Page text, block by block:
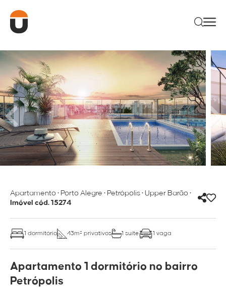
Apartamento •Porto Alegre •Petrópolis•Upper Barão •
Imóvel cód. 15274
1 dormitório 43m² privativos 1 suíte 1 vaga
Apartamento 1 dormitório no bairro
Petrópolis